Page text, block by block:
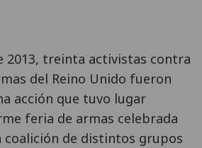
2013, treinta activistas contra
del Reino Unido fueron
acción que tuvo lugar
feria de armas celebrada
coalición de distintos grupos